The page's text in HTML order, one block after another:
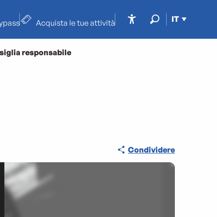
IT
Acquista le tue attività
responsabile
Condividere